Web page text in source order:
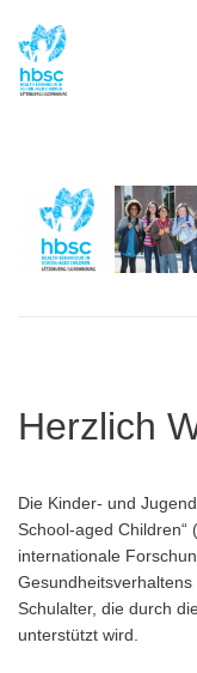
Herzlich
Die Kinder- und
School-aged Children“
internationale
Schulalter, die durch
unterstützt wird.